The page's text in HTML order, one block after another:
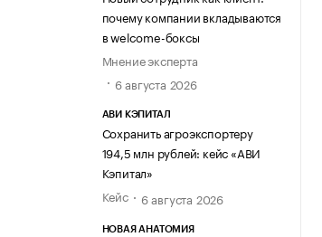
почему компании вкладываются
в welcome-боксы
Мнение эксперта
6 августа 2026
АВИ КЭПИТАЛ
Сохранить агроэкспортеру
194,5 млн рублей: кейс «АВИ
Кэпитал»
Кейс
6 августа 2026
НОВАЯ АНАТОМИЯ